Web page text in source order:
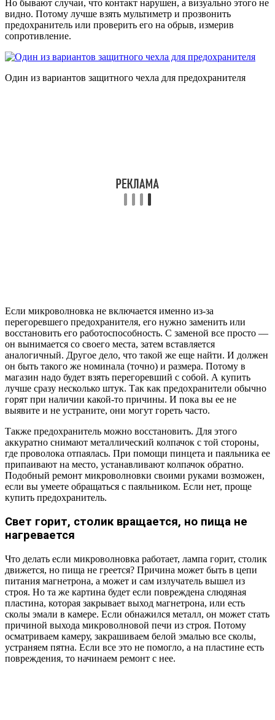
Но бывают случаи, что контакт нарушен, а визуально этого не
видно. Потому лучше взять мультиметр и прозвонить
предохранитель или проверить его на обрыв, измерив
сопротивление.
Один из вариантов защитного чехла для предохранителя
Если микроволновка не включается именно из-за
перегоревшего предохранителя, его нужно заменить или
восстановить его работоспособность. С заменой все просто —
он вынимается со своего места, затем вставляется
аналогичный. Другое дело, что такой же еще найти. И должен
он быть такого же номинала (точно) и размера. Потому в
магазин надо будет взять перегоревший с собой. А купить
лучше сразу несколько штук. Так как предохранители обычно
горят при наличии какой-то причины. И пока вы ее не
выявите и не устраните, они могут гореть часто.
Также предохранитель можно восстановить. Для этого
аккуратно снимают металлический колпачок с той стороны,
где проволока отпаялась. При помощи пинцета и паяльника ее
припаивают на место, устанавливают колпачок обратно.
Подобный ремонт микроволновки своими руками возможен,
если вы умеете обращаться с паяльником. Если нет, проще
купить предохранитель.
Свет горит, столик вращается, но пища не
нагревается
Что делать если микроволновка работает, лампа горит, столик
движется, но пища не греется? Причина может быть в цепи
питания магнетрона, а может и сам излучатель вышел из
строя. Но та же картина будет если повреждена слюдяная
пластина, которая закрывает выход магнетрона, или есть
сколы эмали в камере. Если обнажился металл, он может стать
причиной выхода микроволновой печи из строя. Потому
осматриваем камеру, закрашиваем белой эмалью все сколы,
устраняем пятна. Если все это не помогло, а на пластине есть
повреждения, то начинаем ремонт с нее.